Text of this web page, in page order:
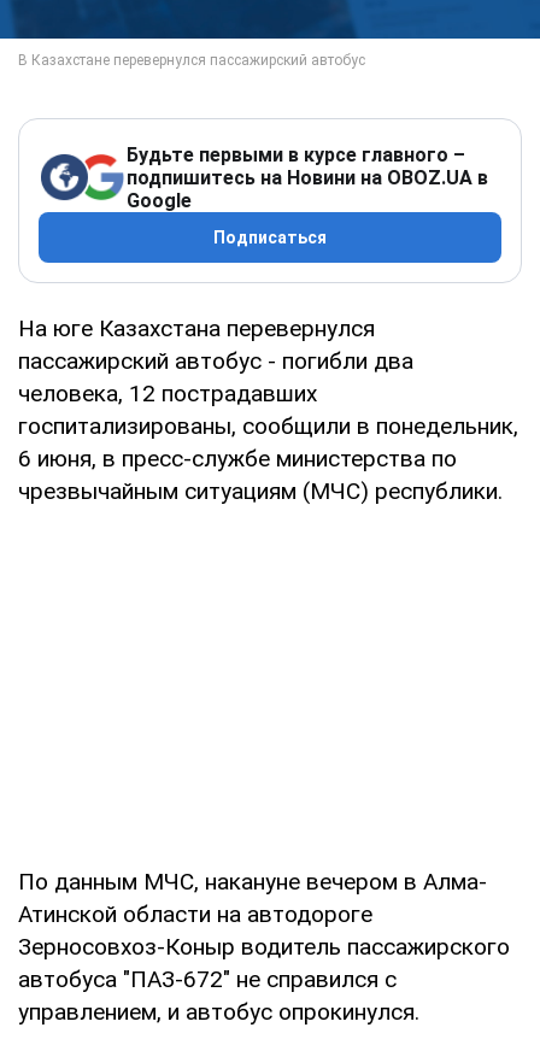
Будьте первыми в курсе главного –
подпишитесь на Новини на OBOZ.UA в
Google
Подписаться
На юге Казахстана перевернулся
пассажирский автобус - погибли два
человека, 12 пострадавших
госпитализированы, сообщили в понедельник,
6 июня, в пресс-службе министерства по
чрезвычайным ситуациям (МЧС) республики.
По данным МЧС, накануне вечером в Алма-
Атинской области на автодороге
Зерносовхоз-Коныр водитель пассажирского
автобуса "ПАЗ-672" не справился с
управлением, и автобус опрокинулся.